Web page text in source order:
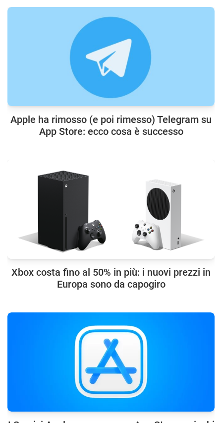
Apple ha rimosso (e poi rimesso) Telegram su
App Store: ecco cosa è successo
Xbox costa fino al 50% in più: i nuovi prezzi in
Europa sono da capogiro